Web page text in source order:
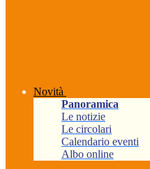
Novità
Panoramica
Le notizie
Le circolari
Calendario eventi
Albo online